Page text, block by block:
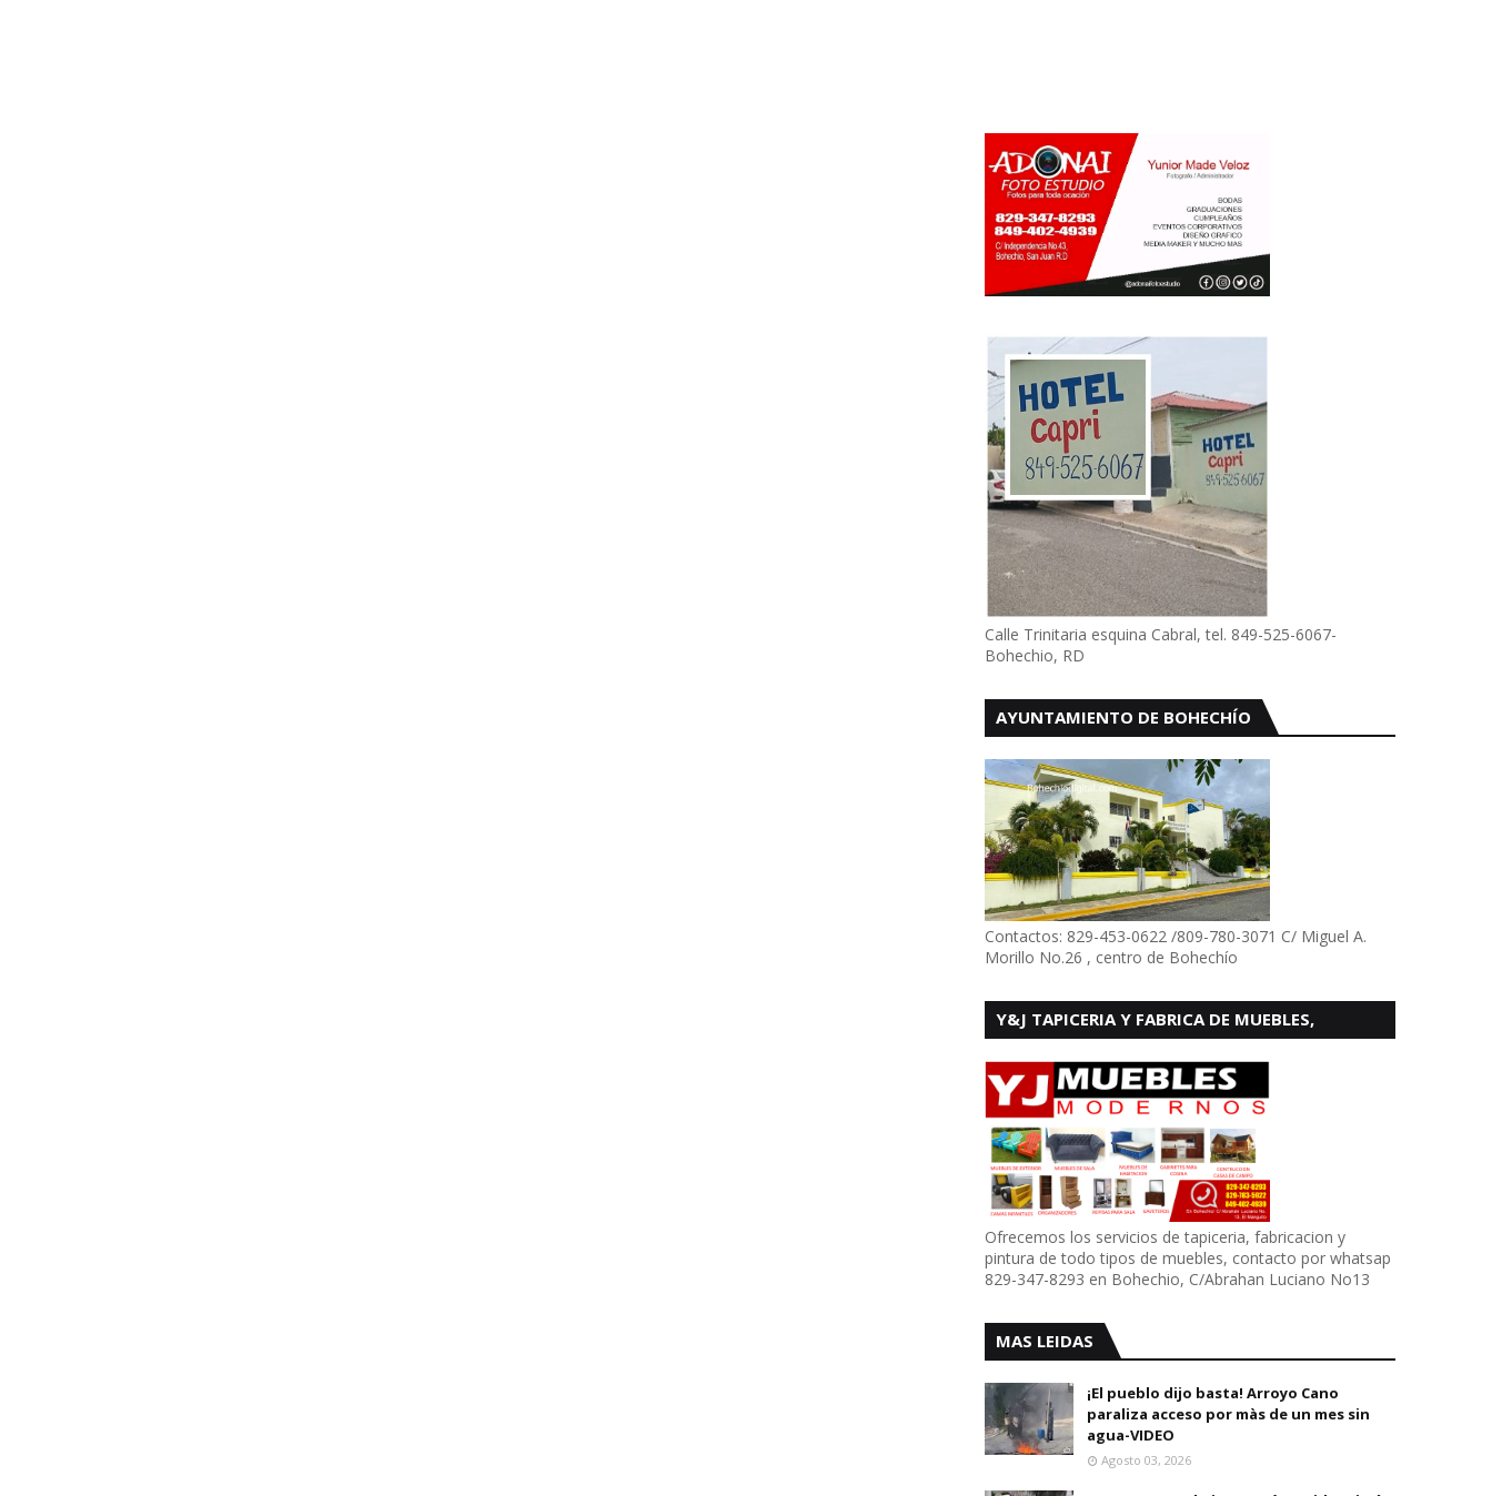
Calle Trinitaria esquina Cabral, tel. 849-525-6067-
Bohechio, RD
AYUNTAMIENTO DE BOHECHÍO
Contactos: 829-453-0622 /809-780-3071 C/ Miguel A.
Morillo No.26 , centro de Bohechío
Y&J TAPICERIA Y FABRICA DE MUEBLES,
Ofrecemos los servicios de tapiceria, fabricacion y
pintura de todo tipos de muebles, contacto por whatsap
829-347-8293 en Bohechio, C/Abrahan Luciano No13
MAS LEIDAS
¡El pueblo dijo basta! Arroyo Cano
paraliza acceso por màs de un mes sin
agua-VIDEO
Agosto 03, 2026